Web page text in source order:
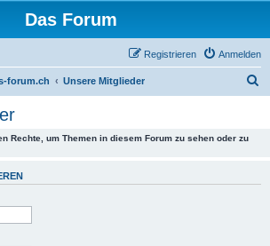
Das Forum
Anmelden
Registrieren
forum.ch Unsere Mitglieder
Rechte, um Themen in diesem Forum zu sehen oder zu